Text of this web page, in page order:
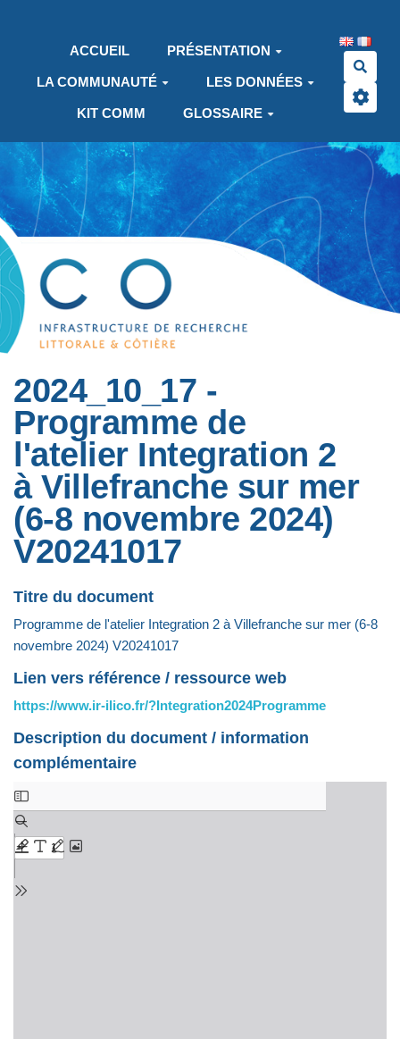
ACCUEIL
PRÉSENTATION
LA COMMUNAUTÉ LES DONNÉES
KIT COMM GLOSSAIRE
2024_10_17 -
Programme de
l'atelier Integration 2
à Villefranche sur mer
(6-8 novembre 2024)
V20241017
Titre du document
Programme de l'atelier Integration 2 à Villefranche sur mer (6-8
novembre 2024) V20241017
Lien vers référence / ressource web
https://www.ir-ilico.fr/?Integration2024Programme
Description du document / information
complémentaire